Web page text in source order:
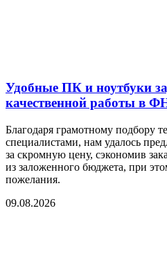
Удобные ПК и ноутбуки
качественной работы в
Благодаря грамотному подбору
специалистами, нам удалось
за скромную цену, сэкономив
из заложенного бюджета, при
пожелания.
09.08.2026